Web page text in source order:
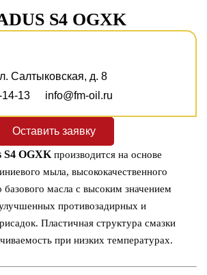
S4 OGXK
Салтыковская, д. 8
14-13
info@fm-oil.ru
Оставить заявку
S4 OGXK производится на основе
мыла, высококачественного
базового масла с высоким значением
противозадирных и
Пластичная структура смазки
при низких температурах.